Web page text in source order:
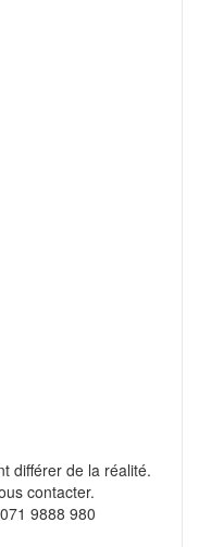
différer de la réalité.
contacter.
9888 980